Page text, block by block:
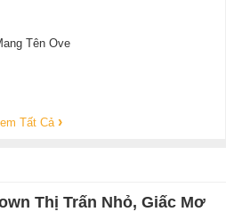
Tên Ove
Tất Cả
Thị Trấn Nhỏ, Giấc Mơ